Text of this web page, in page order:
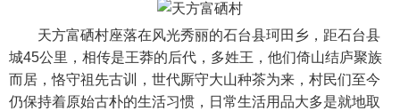
天方富硒村座落在风光秀丽的石台县珂田乡，距石台县
城45公里，相传是王莽的后代，多姓王，他们倚山结庐聚族
而居，恪守祖先古训，世代厮守大山种茶为来，村民们至今
仍保持着原始古朴的生活习惯，日常生活用品大多是就地取